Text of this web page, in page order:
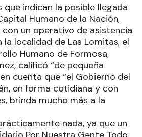
indican la posible llegada
Humano de la Nación,
con un operativo de asistencia
localidad de Las Lomitas, el
Humano de Formosa,
calificó “de pequeña
cuenta que “el Gobierno del
en forma cotidiana y con
brinda mucho más a la
nada, ya que un